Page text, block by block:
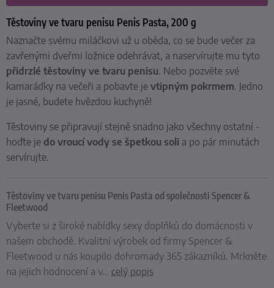
Těstoviny ve tvaru penisu Penis Pasta, 200 g
Naznačte svému miláčkovi už u oběda, co se bude večer za
zavřenými dveřmi ložnice odehrávat, a naservírujte mu tyto
přidrzlé těstoviny ve tvaru penisu. Nebo pozvěte své
kamarádky na večeři a pobavte je vtipným pokrmem. Jedno
je jasné, budete hvězdou kuchyně!
Těstoviny se připravují stejně snadno jako všechny ostatní -
hoďte je do vroucí vody se špetkou soli a po pár minutách
servírujte.
Těstoviny ve tvaru penisu Penis Pasta od společnosti Spencer &
Fleetwood
Vyberte si z široké nabídky sexy doplňků do domácnosti v
našem obchodě. Kvalitní výrobek od firmy Spencer &
Fleetwood u nás koupilo dohromady 365 zákazníků. Mrkněte
na jejich hodnocení a v… celý popis